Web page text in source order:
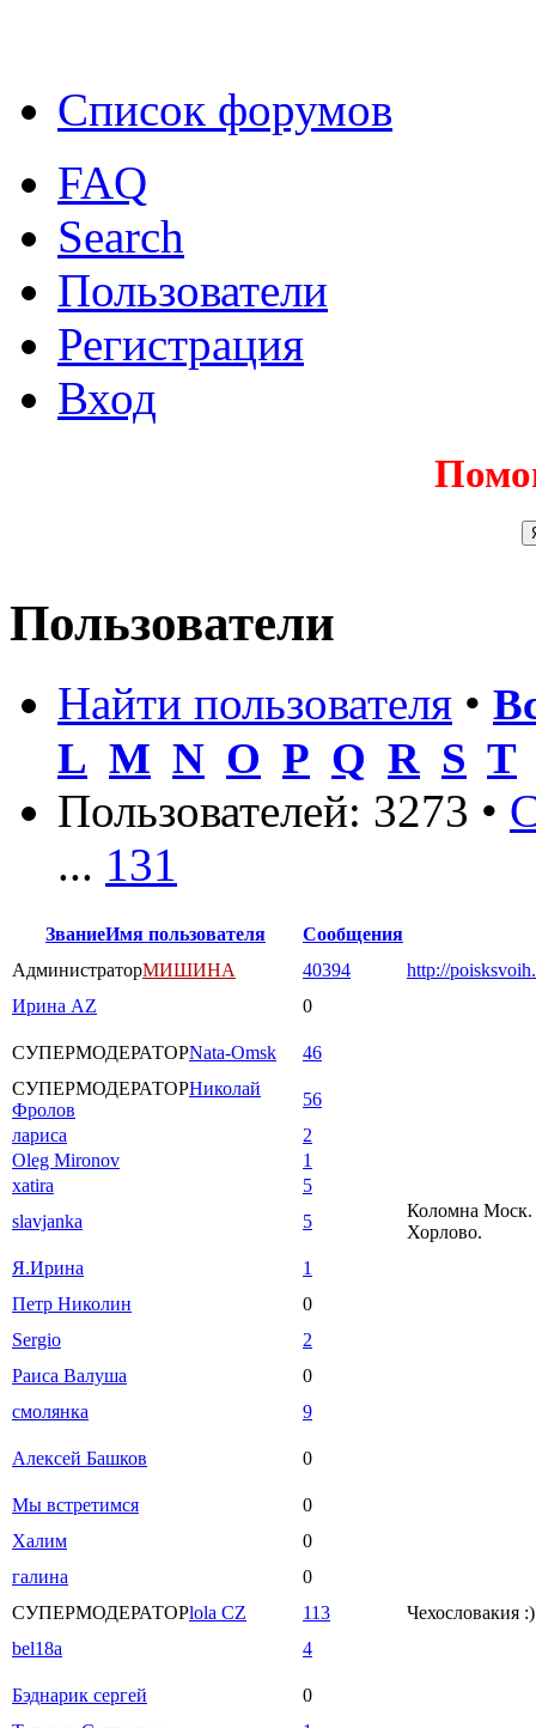
Список форумов
FAQ
Search
Пользователи
Регистрация
Вход
Пользователи
Найти пользователя •
L M N O P Q R S T
Пользователей: 3273 •
... 131
ЗваниеИмя пользователя
Сообщения
АдминистраторМИШИНА 40394
http://
Ирина AZ
0
СУПЕРМОДЕРАТОРNata-Omsk
46
СУПЕРМОДЕРАТОРНиколай
Фролов
56
лариса
2
Oleg Mironov
1
xatira
5
slavjanka
5
Коломна Моск.
Хорлово.
Я.Ирина
1
Петр Николин
0
Sergio
2
Раиса Валуша
0
смолянка
9
Алексей Башков 0
Мы встретимся
0
Халим
0
галина
0
СУПЕРМОДЕРАТОРlola CZ 113
Чехословакия :)
bel18a
4
Бэднарик сергей
0